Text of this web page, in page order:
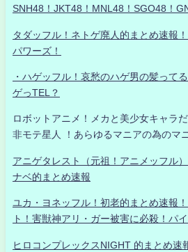
SNH48！JKT48！MNL48！SGO48！
タダッフル！ネトゲ廃人的まとめ速報
パワーズ！
・ハゲッフル！哀愁のハゲ男の髪って
ゲっTEL？
ロボットアニメ！メカと美少女キャラ
非モテ星人 ！あらゆるマニアの為のマ
アニゲタレスト（元祖！アニメッフル
ナベ的まとめ速報
ユカ・ヨネッフル！初老的まとめ速報
ト！害獣神アリ・ガー被害に必殺！パ
ヒロコンプレックスNIGHT 的まとめ速